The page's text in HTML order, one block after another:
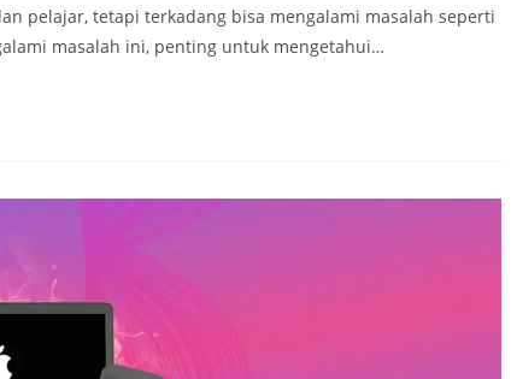
pelajar, tetapi terkadang bisa mengalami masalah seperti
masalah ini, penting untuk mengetahui…